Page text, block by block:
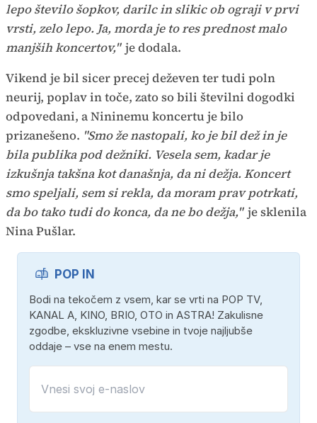
lepo število šopkov, darilc in slikic ob ograji v prvi
vrsti, zelo lepo. Ja, morda je to res prednost malo
manjših koncertov," je dodala.
Vikend je bil sicer precej deževen ter tudi poln
neurij, poplav in toče, zato so bili številni dogodki
odpovedani, a Nininemu koncertu je bilo
prizanešeno. "Smo že nastopali, ko je bil dež in je
bila publika pod dežniki. Vesela sem, kadar je
izkušnja takšna kot današnja, da ni dežja. Koncert
smo speljali, sem si rekla, da moram prav potrkati,
da bo tako tudi do konca, da ne bo dežja," je sklenila
Nina Pušlar.
POP IN
Bodi na tekočem z vsem, kar se vrti na POP TV,
KANAL A, KINO, BRIO, OTO in ASTRA! Zakulisne
zgodbe, ekskluzivne vsebine in tvoje najljubše
oddaje – vse na enem mestu.